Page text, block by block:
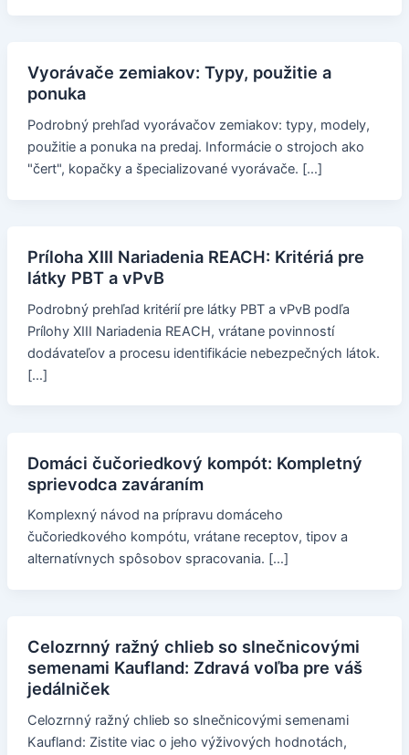
Vyorávače zemiakov: Typy, použitie a
ponuka
Podrobný prehľad vyorávačov zemiakov: typy, modely,
použitie a ponuka na predaj. Informácie o strojoch ako
"čert", kopačky a špecializované vyorávače. […]
Príloha XIII Nariadenia REACH: Kritériá pre
látky PBT a vPvB
Podrobný prehľad kritérií pre látky PBT a vPvB podľa
Prílohy XIII Nariadenia REACH, vrátane povinností
dodávateľov a procesu identifikácie nebezpečných látok.
[…]
Domáci čučoriedkový kompót: Kompletný
sprievodca zaváraním
Komplexný návod na prípravu domáceho
čučoriedkového kompótu, vrátane receptov, tipov a
alternatívnych spôsobov spracovania. […]
Celozrnný ražný chlieb so slnečnicovými
semenami Kaufland: Zdravá voľba pre váš
jedálniček
Celozrnný ražný chlieb so slnečnicovými semenami
Kaufland: Zistite viac o jeho výživových hodnotách,